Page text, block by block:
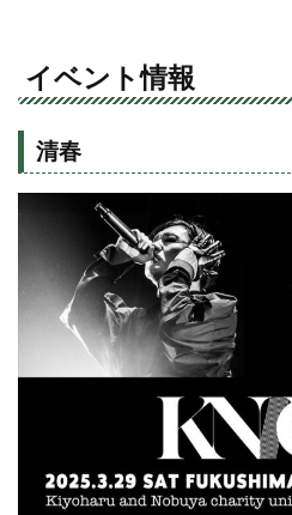
イベント情報
清春